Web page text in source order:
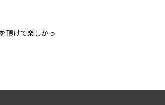
頂けて楽しかっ